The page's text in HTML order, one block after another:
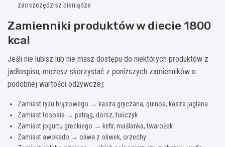
zaoszczędzisz pieniądze
Zamienniki produktów w diecie 1800
kcal
Jeśli nie lubisz lub nie masz dostępu do niektórych produktów z
jadłospisu, możesz skorzystać z poniższych zamienników o
podobnej wartości odżywczej:
Zamiast ryżu brązowego → kasza gryczana, quinoa, kasza jaglana
Zamiast łososia → pstrąg, dorsz, tuńczyk
Zamiast jogurtu greckiego → kefir, maślanka, twarożek
Zamiast awokado → oliwa z oliwek, orzechy